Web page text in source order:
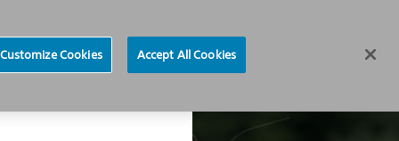
Customize Cookies Accept All Cookies